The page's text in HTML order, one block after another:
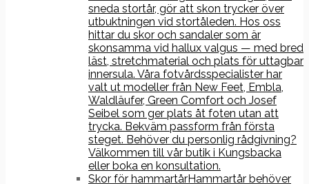
sneda stortår, gör att skon trycker över
utbuktningen vid stortåleden. Hos oss
hittar du skor och sandaler som är
skonsamma vid hallux valgus — med bred
läst, stretchmaterial och plats för uttagbar
innersula. Våra fotvårdsspecialister har
valt ut modeller från New Feet, Embla,
Waldläufer, Green Comfort och Josef
Seibel som ger plats åt foten utan att
trycka. Bekväm passform från första
steget. Behöver du personlig rådgivning?
Välkommen till vår butik i Kungsbacka
eller boka en konsultation.
Skor för hammartårHammartår behöver